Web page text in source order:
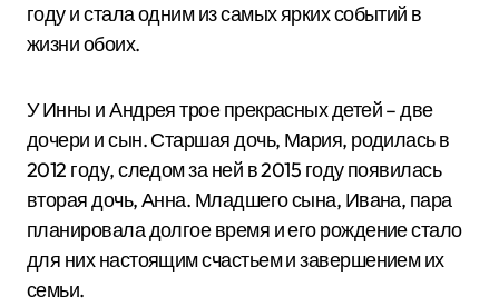
году и стала одним из самых ярких событий в
жизни обоих.
У Инны и Андрея трое прекрасных детей – две
дочери и сын. Старшая дочь, Мария, родилась в
2012 году, следом за ней в 2015 году появилась
вторая дочь, Анна. Младшего сына, Ивана, пара
планировала долгое время и его рождение стало
для них настоящим счастьем и завершением их
семьи.